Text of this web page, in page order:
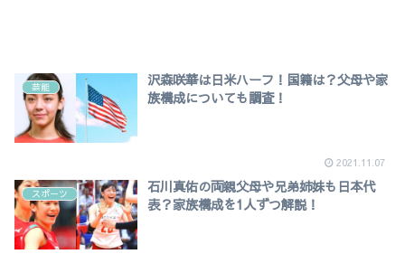
芸能
沢森咲華は日米ハーフ！国籍は？父母や家
族構成についても調査！
2021.11.07
スポーツ
石川真佑の両親父母や兄弟姉妹も日本代
表？家族構成を1人ずつ解説！